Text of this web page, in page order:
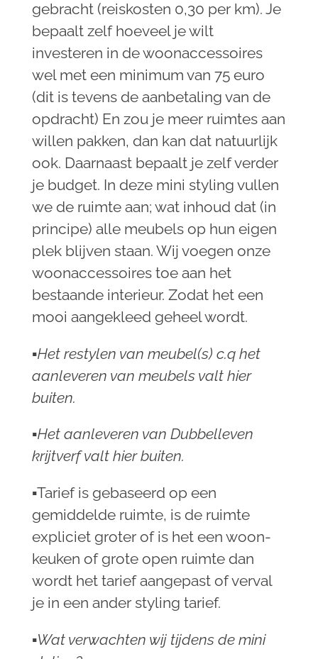
gebracht (reiskosten 0,30 per km). Je
bepaalt zelf hoeveel je wilt
investeren in de woonaccessoires
wel met een minimum van 75 euro
(dit is tevens de aanbetaling van de
opdracht) En zou je meer ruimtes aan
willen pakken, dan kan dat natuurlijk
ook. Daarnaast bepaalt je zelf verder
je budget. In deze mini styling vullen
we de ruimte aan; wat inhoud dat (in
principe) alle meubels op hun eigen
plek blijven staan. Wij voegen onze
woonaccessoires toe aan het
bestaande interieur. Zodat het een
mooi aangekleed geheel wordt.
▪︎Het restylen van meubel(s) c.q het
aanleveren van meubels valt hier
buiten.
▪︎Het aanleveren van Dubbelleven
krijtverf valt hier buiten.
▪︎Tarief is gebaseerd op een
gemiddelde ruimte, is de ruimte
expliciet groter of is het een woon-
keuken of grote open ruimte dan
wordt het tarief aangepast of verval
je in een ander styling tarief.
▪︎Wat verwachten wij tijdens de mini